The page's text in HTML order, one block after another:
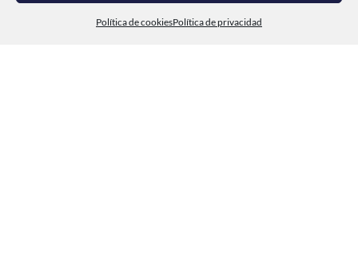
Política de cookiesPolítica de privacidad